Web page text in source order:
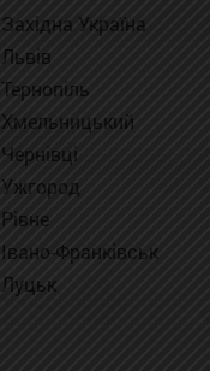
Західна Україна
Львів
Тернопіль
Хмельницький
Чернівці
Ужгород
Рівне
Івано-Франківськ
Луцьк